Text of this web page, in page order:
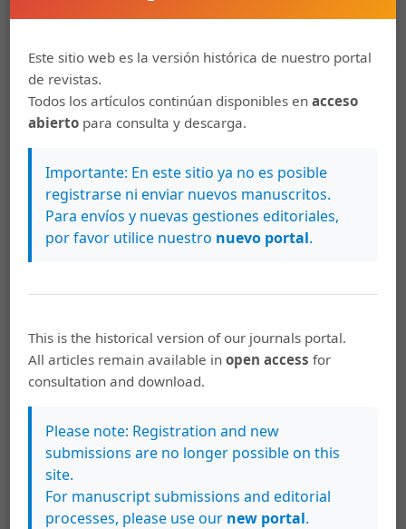
mampostería hueca de concreto (bloques). Diario Oficial
de 1976
Lang, Nicholas R. and Thompson, Jason J.(2014). Recent
Changes to ASTM Specification C90 and Impact on
Concrete Masonry Unit Technology, Masonry 2014, STP
1577, Michael J. Tate, Ed., pp. 123–137, ASTM, West
Conshohocken, PA.
Navas, A.(1999). Propiedades Mecánicas de la
Mampostería de Concreto (Tesis de Maestría).
06-03-01-07. Elementos de mampostería hueca de
concreto (bloques de concreto) para uso estructural.
San José, Costa Rica: INTECO.
Descargas
Este sitio web es la versión histórica de nuestro portal
de revistas.
Todos los artículos continúan disponibles enacceso
abierto para consulta y descarga.
Importante: En este sitio ya no es posible
registrarse ni enviar nuevos manuscritos.
Para envíos y nuevas gestiones editoriales,
por favor utilice nuestro nuevo portal.
This is the historical version of our journals portal.
All articles remain available inopen access for
consultation and download.
Please note: Registration and new
submissions are no longer possible on this
site.
For manuscript submissions and editorial
processes, please use our new portal.